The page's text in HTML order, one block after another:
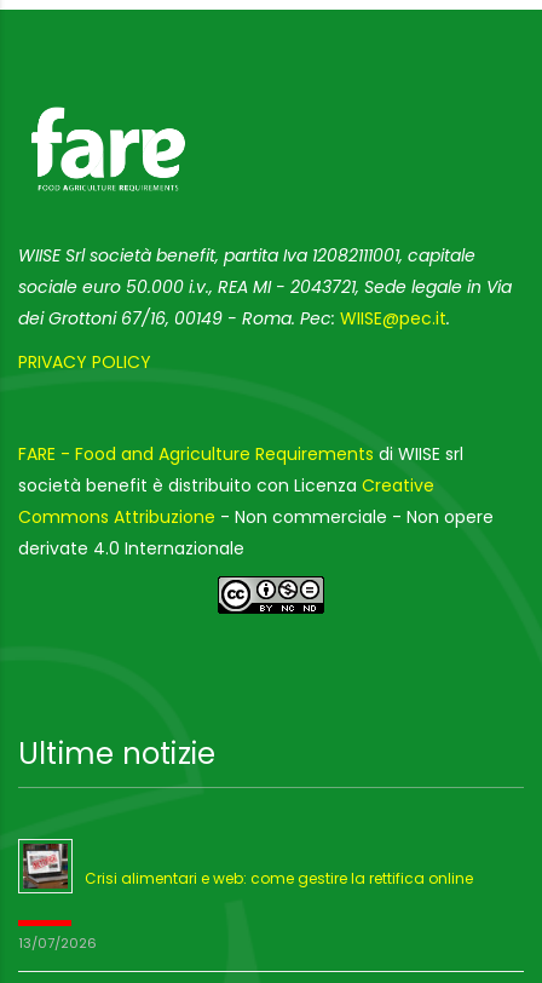
WIISE Srl società benefit, partita Iva 12082111001, capitale
sociale euro 50.000 i.v., REA MI - 2043721, Sede legale in Via
dei Grottoni 67/16, 00149 - Roma. Pec: WIISE@pec.it.
PRIVACY POLICY
FARE - Food and Agriculture Requirements di WIISE srl
società benefit è distribuito con Licenza Creative
Commons Attribuzione - Non commerciale - Non opere
derivate 4.0 Internazionale
Ultime notizie
Crisi alimentari e web: come gestire la rettifica online
13/07/2026